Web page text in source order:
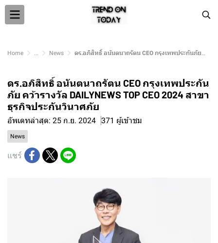
Home ... News ดร.อภิสิทธิ์ อนันตนาถรัตน CEO กรุงเทพประกันภัย คว้ารางวัล DAILYNEWS TOP CEO 2024 สาขาธุรกิจประกันวินาศภัย
ดร.อภิสิทธิ์ อนันตนาถรัตน CEO กรุงเทพประกัน
ภัย คว้ารางวัล DAILYNEWS TOP CEO 2024 สาขา
ธุรกิจประกันวินาศภัย
อัพเดทล่าสุด: 25 ก.ย. 2024 371 ผู้เข้าชม
News
แชร์